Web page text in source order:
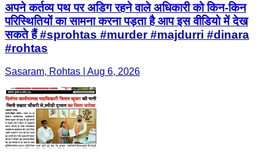
अपने कर्तव्य पथ पर अडिग रहने वाले अधिकारी को किन-किन
परिस्थितियों का सामना करना पड़ता है आप इस वीडियो में देख
सकते हैं #sprohtas #murder #majdurri #dinara
#rohtas
Sasaram, Rohtas | Aug 6, 2026